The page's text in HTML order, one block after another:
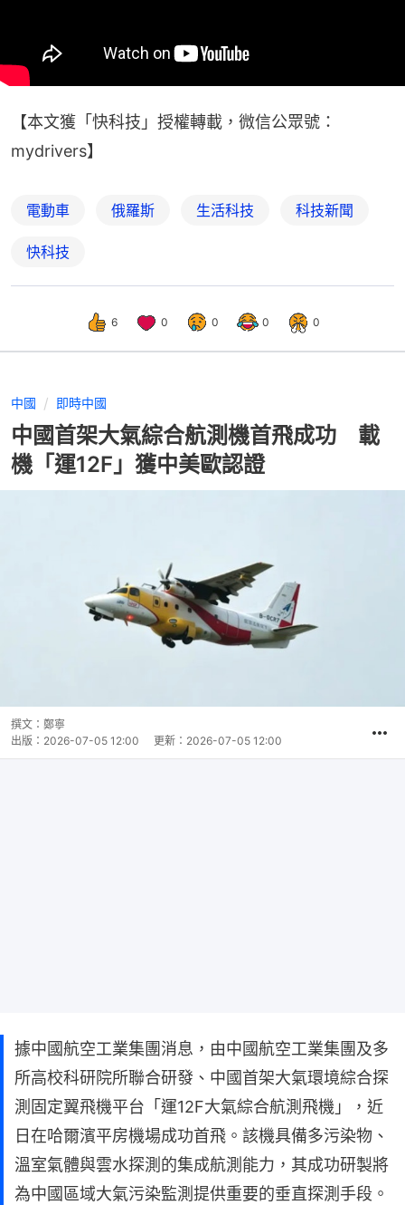
【本文獲「快科技」授權轉載，微信公眾號：
mydrivers】
電動車 俄羅斯 生活科技 科技新聞
快科技
6 0 0 0 0
中國 即時中國
中國首架大氣綜合航測機首飛成功 載
機「運12F」獲中美歐認證
撰文： 鄭寧
出版： 2026-07-05 12:00 更新： 2026-07-05 12:00
據中國航空工業集團消息，由中國航空工業集團及多
所高校科研院所聯合研發、中國首架大氣環境綜合探
測固定翼飛機平台「運12F大氣綜合航測飛機」，近
日在哈爾濱平房機場成功首飛。該機具備多污染物、
溫室氣體與雲水探測的集成航測能力，其成功研製將
為中國區域大氣污染監測提供重要的垂直探測手段。